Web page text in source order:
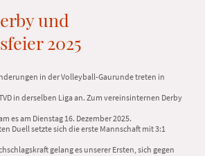
und
2025
in der Volleyball-Gaurunde treten in
in derselben Liga an. Zum vereinsinternen Derby
es am Dienstag 16. Dezember 2025.
Duell setzte sich die erste Mannschaft mit 3:1
gelang es unserer Ersten, sich gegen